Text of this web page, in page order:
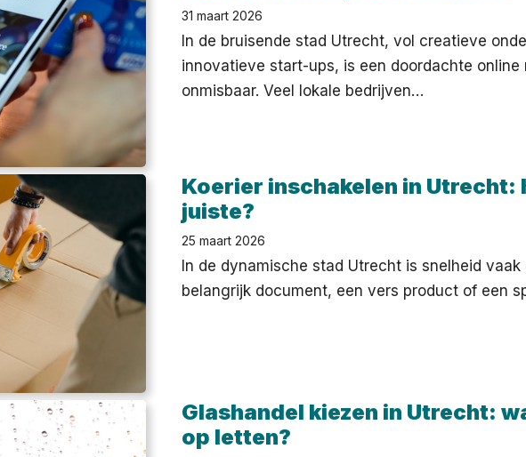
31 maart 2026
In de bruisende stad Utrecht, vol creatieve
innovatieve start-ups, is een doordachte
onmisbaar. Veel lokale bedrijven…
Koerier inschakelen in Utrecht:
juiste?
25 maart 2026
In de dynamische stad Utrecht is snelheid
belangrijk document, een vers product of een
Glashandel kiezen in Utrecht:
op letten?